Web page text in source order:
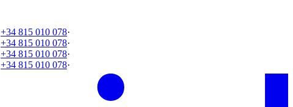
+34 815 010 078·
+34 815 010 078·
+34 815 010 078·
+34 815 010 078·